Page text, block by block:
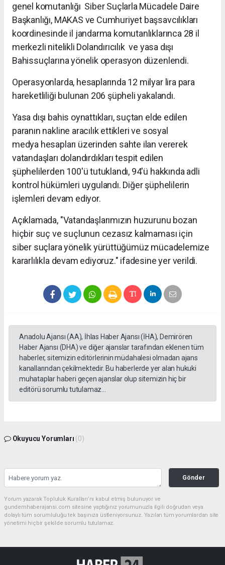
genel komutanlığı Siber Suçlarla Mücadele Daire
Başkanlığı, MAKAS ve Cumhuriyet başsavcılıkları
koordinesinde il jandarma komutanlıklarınca 28 il
merkezli nitelikli Dolandırıcılık ve yasa dışı
Bahissuçlarına yönelik operasyon düzenlendi.
Operasyonlarda, hesaplarında 12 milyar lira para
hareketliliği bulunan 206 şüpheli yakalandı.
Yasa dışı bahis oynattıkları, suçtan elde edilen
paranın nakline aracılık ettikleri ve sosyal
medya hesapları üzerinden sahte ilan vererek
vatandaşları dolandırdıkları tespit edilen
şüphelilerden 100'ü tutuklandı, 94'ü hakkında adli
kontrol hükümleri uygulandı. Diğer şüphelilerin
işlemleri devam ediyor.
Açıklamada, "Vatandaşlarımızın huzurunu bozan
hiçbir suç ve suçlunun cezasız kalmaması için
siber suçlara yönelik yürüttüğümüz mücadelemize
kararlılıkla devam ediyoruz." ifadesine yer verildi.
Anadolu Ajansı (AA), İhlas Haber Ajansı (İHA), Demirören
Haber Ajansı (DHA) ve diğer ajanslar tarafından eklenen tüm
haberler, sitemizin editörlerinin müdahalesi olmadan ajans
kanallarından çekilmektedir. Bu haberlerde yer alan hukuki
muhataplar haberi geçen ajanslar olup sitemizin hiç bir
editörü sorumlu tutulamaz...
Okuyucu Yorumları (0)
Gönder
Yorum yazarak Topluluk Kuralları’nı kabul etmiş bulunuyor ve
gundemhaberajansi.com sitesine yaptığınız yorumunuzla ilgili doğrudan veya
dolaylı tüm sorumluluğu tek başınıza üstleniyorsunuz. Yazılan tüm yorumlardan site
yönetimi hiçbir şekilde sorumlu tutulamaz.